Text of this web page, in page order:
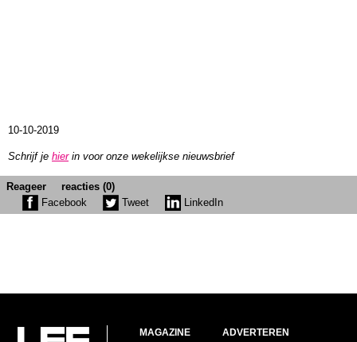
10-10-2019
Schrijf je hierin voor onze wekelijkse nieuwsbrief
Reageer
reacties (0)
Facebook
Tweet LinkedIn
MAGAZINE
ADVERTEREN